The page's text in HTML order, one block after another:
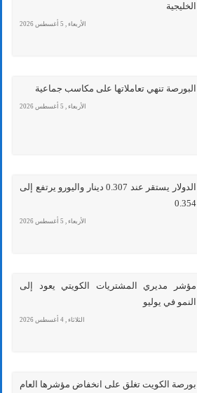
الخليجية
الأربعاء , 5 أغسطس 2026
البورصة تنهي تعاملاتها على مكاسب جماعية
الأربعاء , 5 أغسطس 2026
الدولار يستقر عند 0.307 دينار واليورو يرتفع إلى
0.354
الأربعاء , 5 أغسطس 2026
مؤشر مديري المشتريات الكويتي يعود إلى
النمو في يوليو
الثلاثاء , 4 أغسطس 2026
بورصة الكويت تغلق على انخفاض مؤشرها العام